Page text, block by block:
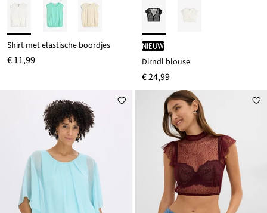
Shirt met elastische boordjes
€ 11,99
Nieuw
Dirndl blouse
€ 24,99